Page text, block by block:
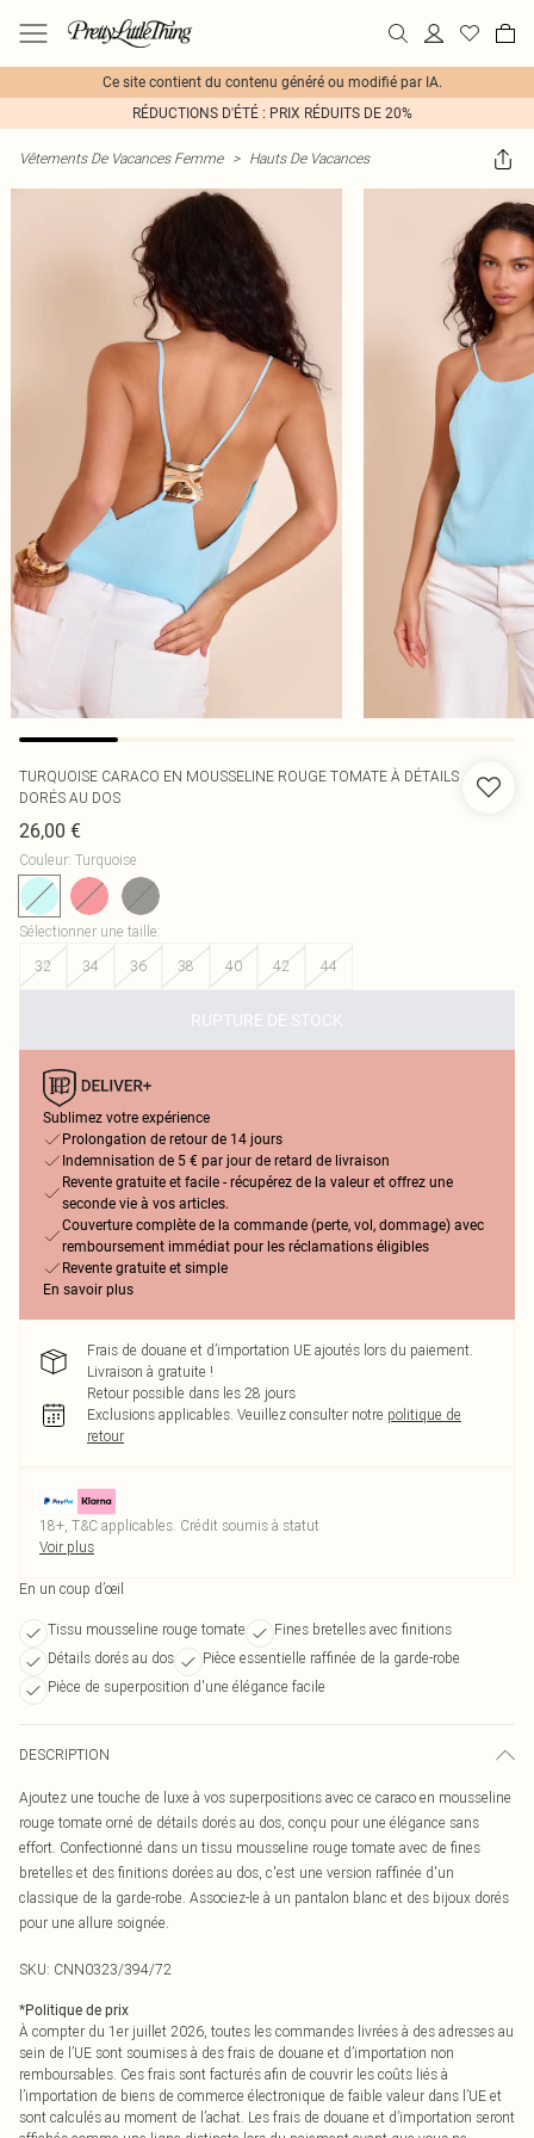
Ce site contient du contenu généré ou modifié par IA.
RÉDUCTIONS D'ÉTÉ : PRIX RÉDUITS DE 20%
Vêtements De Vacances Femme > Hauts De Vacances
TURQUOISE CARACO EN MOUSSELINE ROUGE TOMATE À DÉTAILS
DORÉS AU DOS
26,00 €
Couleur: Turquoise
Sélectionner une taille:
32
34 36 38 40 42 44
RUPTURE DE STOCK
Sublimez votre expérience
Prolongation de retour de 14 jours
Indemnisation de 5 € par jour de retard de livraison
Revente gratuite et facile - récupérez de la valeur et offrez une
seconde vie à vos articles.
Couverture complète de la commande (perte, vol, dommage) avec
remboursement immédiat pour les réclamations éligibles
Revente gratuite et simple
En savoir plus
Frais de douane et d’importation UE ajoutés lors du paiement.
Livraison à gratuite !
Retour possible dans les 28 jours
Exclusions applicables. Veuillez consulter notre politique de
retour
18+, T&C applicables. Crédit soumis à statut
Voir plus
En un coup d’œil
Tissu mousseline rouge tomate
Fines bretelles avec finitions
Détails dorés au dos
Pièce essentielle raffinée de la garde-robe
Pièce de superposition d'une élégance facile
DESCRIPTION
Ajoutez une touche de luxe à vos superpositions avec ce caraco en mousseline
rouge tomate orné de détails dorés au dos, conçu pour une élégance sans
effort. Confectionné dans un tissu mousseline rouge tomate avec de fines
bretelles et des finitions dorées au dos, c'est une version raffinée d'un
classique de la garde-robe. Associez-le à un pantalon blanc et des bijoux dorés
pour une allure soignée.
SKU: CNN0323/394/72
*Politique de prix
À compter du 1er juillet 2026, toutes les commandes livrées à des adresses au
sein de l’UE sont soumises à des frais de douane et d’importation non
remboursables. Ces frais sont facturés afin de couvrir les coûts liés à
l’importation de biens de commerce électronique de faible valeur dans l’UE et
sont calculés au moment de l’achat. Les frais de douane et d’importation seront